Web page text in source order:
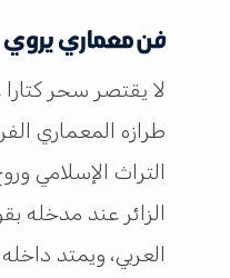
فن معماري
لا يقتصر سحر كتارا
طرازه المعماري
التراث الإسلامي
الزائر عند مدخله
العربي، ويمتد